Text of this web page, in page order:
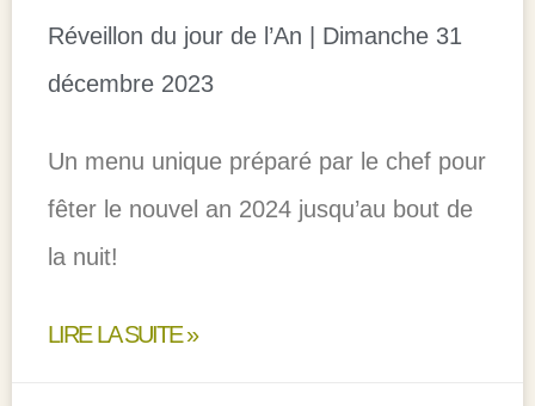
Réveillon du jour de l’An | Dimanche 31
décembre 2023
Un menu unique préparé par le chef pour
fêter le nouvel an 2024 jusqu’au bout de
la nuit!
LIRE LA SUITE »